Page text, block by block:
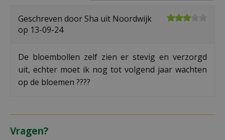
Geschreven doorSha uit Noordwijk
op 13-09-24
De bloembollen zelf zien er stevig en verzorgd
uit, echter moet ik nog tot volgend jaar wachten
op de bloemen ????
Vragen?